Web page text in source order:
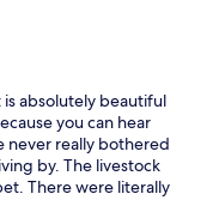
absolutely beautiful
you can hear
never really bothered
by. The livestock
There were literally